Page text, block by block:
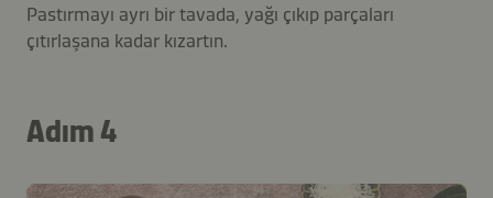
Pastırmayı ayrı bir tavada, yağı çıkıp parçaları
çıtırlaşana kadar kızartın.
Adım 4